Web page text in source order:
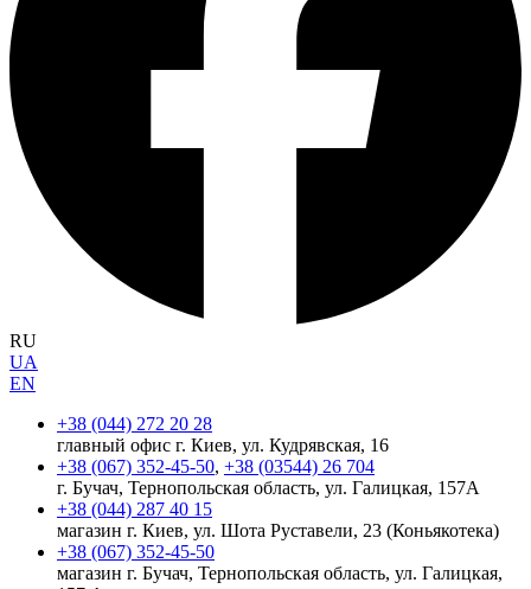
RU
UA
EN
+38 (044) 272 20 28
главный офис г. Киев, ул. Кудрявская, 16
+38 (067) 352-45-50, +38 (03544) 26 704
г. Бучач, Тернопольская область, ул. Галицкая, 157А
+38 (044) 287 40 15
магазин г. Киев, ул. Шота Руставели, 23 (Коньякотека)
+38 (067) 352-45-50
магазин г. Бучач, Тернопольская область, ул. Галицкая,